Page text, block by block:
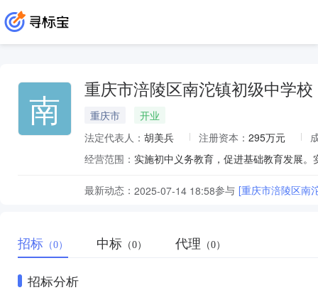
南 重庆市涪陵区南沱镇初级中学校
重庆市
开业
法定代表人： 胡美兵 注册资本： 295万元
经营范围：
最新动态： 2025-07-14 18:58参与 [重庆市涪陵区南
招标 （0） 中标 （0） 代理 （0）
招标分析